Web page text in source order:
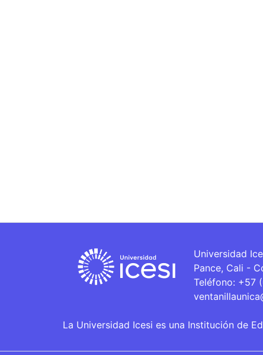
Universidad
Pance, Cali -
Teléfono: +57
La Universidad Icesi es una Institución de